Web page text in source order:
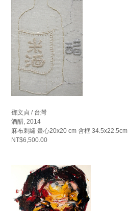
鄧文貞 / 台灣
酒醋, 2014
麻布刺繡 畫心20x20 cm 含框 34.5x22.5cm
NT$6,500.00